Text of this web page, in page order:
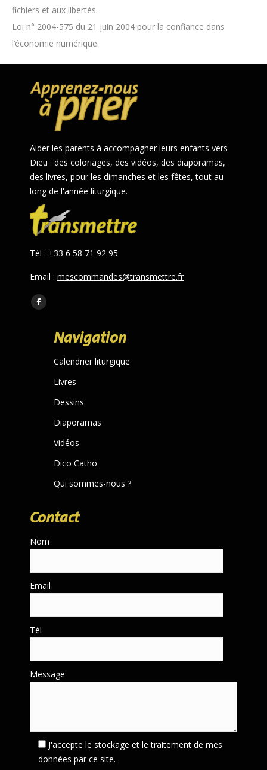
fichiers et aux libertés.
Loi n° 2004-575 du 21 juin 2004 pour la confiance dans
l’économie numérique.
Aider les parents à accompagner leurs enfants vers
Dieu : des coloriages, des vidéos, des diaporamas,
des livres, pour les dimanches et les fêtes, tout au
long de l'année liturgique.
Tél : +33 6 58 71 92 95
Email : mescommandes@transmettre.fr
Trouvez nous sur :
Facebook
opens
window
Navigation
Calendrier liturgique
Livres
Dessins
Diaporamas
Vidéos
Dico Catho
Qui sommes-nous ?
Contact
Nom
Email
Tél
Message
J'accepte le stockage et le traitement de mes
données par ce site.